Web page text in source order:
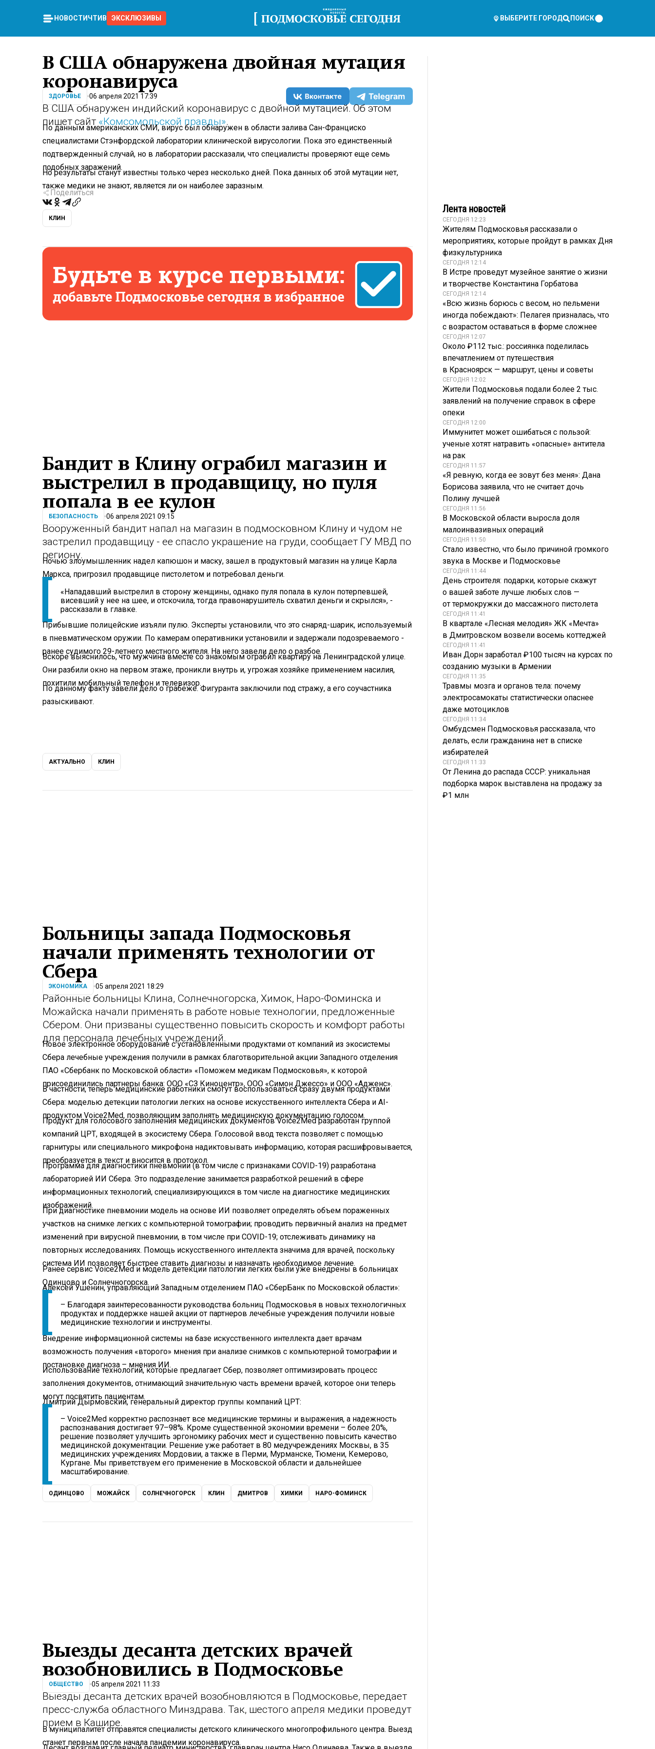
НОВОСТИ ЧТИВО ЭКСКЛЮЗИВЫ ВЫБЕРИТЕ ГОРОД ПОИСК
В США обнаружена двойная мутация
коронавируса
ЗДОРОВЬЕ 06 апреля 2021 17:39
В США обнаружен индийский коронавирус с двойной мутацией. Об этом
пишет сайт «Комсомольской правды».
По данным американских СМИ, вирус был обнаружен в области залива Сан-Франциско
специалистами Стэнфордской лаборатории клинической вирусологии. Пока это единственный
подтвержденный случай, но в лаборатории рассказали, что специалисты проверяют еще семь
подобных заражений.
Но результаты станут известны только через несколько дней. Пока данных об этой мутации нет,
также медики не знают, является ли он наиболее заразным.
Поделиться
КЛИН
Бандит в Клину ограбил магазин и
выстрелил в продавщицу, но пуля
попала в ее кулон
БЕЗОПАСНОСТЬ 06 апреля 2021 09:15
Вооруженный бандит напал на магазин в подмосковном Клину и чудом не
застрелил продавщицу - ее спасло украшение на груди, сообщает ГУ МВД по
региону.
Ночью злоумышленник надел капюшон и маску, зашел в продуктовый магазин на улице Карла
Маркса, пригрозил продавщице пистолетом и потребовал деньги.
«Нападавший выстрелил в сторону женщины, однако пуля попала в кулон потерпевшей,
висевший у нее на шее, и отскочила, тогда правонарушитель схватил деньги и скрылся», -
рассказали в главке.
Прибывшие полицейские изъяли пулю. Эксперты установили, что это снаряд-шарик, используемый
в пневматическом оружии. По камерам оперативники установили и задержали подозреваемого -
ранее судимого 29-летнего местного жителя. На него завели дело о разбое.
Вскоре выяснилось, что мужчина вместе со знакомым ограбил квартиру на Ленинградской улице.
Они разбили окно на первом этаже, проникли внутрь и, угрожая хозяйке применением насилия,
похитили мобильный телефон и телевизор.
По данному факту завели дело о грабеже. Фигуранта заключили под стражу, а его соучастника
разыскивают.
АКТУАЛЬНО КЛИН
Больницы запада Подмосковья
начали применять технологии от
Сбера
ЭКОНОМИКА 05 апреля 2021 18:29
Районные больницы Клина, Солнечногорска, Химок, Наро-Фоминска и
Можайска начали применять в работе новые технологии, предложенные
Сбером. Они призваны существенно повысить скорость и комфорт работы
для персонала лечебных учреждений.
Новое электронное оборудование с установленными продуктами от компаний из экосистемы
Сбера лечебные учреждения получили в рамках благотворительной акции Западного отделения
ПАО «Сбербанк по Московской области» «Поможем медикам Подмосковья», к которой
присоединились партнеры банка: ООО «СЗ Киноцентр», ООО «Симон Джессо» и ООО «Адженс».
В частности, теперь медицинские работники смогут воспользоваться сразу двумя продуктами
Сбера: моделью детекции патологии легких на основе искусственного интеллекта Сбера и AI-
продуктом Voice2Med, позволяющим заполнять медицинскую документацию голосом.
Продукт для голосового заполнения медицинских документов Voice2Med разработан группой
компаний ЦРТ, входящей в экосистему Сбера. Голосовой ввод текста позволяет с помощью
гарнитуры или специального микрофона надиктовывать информацию, которая расшифровывается,
преобразуется в текст и вносится в протокол.
Программа для диагностики пневмонии (в том числе с признаками COVID-19) разработана
лабораторией ИИ Сбера. Это подразделение занимается разработкой решений в сфере
информационных технологий, специализирующихся в том числе на диагностике медицинских
изображений.
При диагностике пневмонии модель на основе ИИ позволяет определять объем пораженных
участков на снимке легких с компьютерной томографии; проводить первичный анализ на предмет
изменений при вирусной пневмонии, в том числе при COVID-19; отслеживать динамику на
повторных исследованиях. Помощь искусственного интеллекта значима для врачей, поскольку
система ИИ позволяет быстрее ставить диагнозы и назначать необходимое лечение.
Ранее сервис Voice2Med и модель детекции патологии легких были уже внедрены в больницах
Одинцово и Солнечногорска.
Алексей Ушенин, управляющий Западным отделением ПАО «СберБанк по Московской области»:
– Благодаря заинтересованности руководства больниц Подмосковья в новых технологичных
продуктах и поддержке нашей акции от партнеров лечебные учреждения получили новые
медицинские технологии и инструменты.
Внедрение информационной системы на базе искусственного интеллекта дает врачам
возможность получения «второго» мнения при анализе снимков с компьютерной томографии и
постановке диагноза – мнения ИИ.
Использование технологий, которые предлагает Сбер, позволяет оптимизировать процесс
заполнения документов, отнимающий значительную часть времени врачей, которое они теперь
могут посвятить пациентам.
Дмитрий Дырмовский, генеральный директор группы компаний ЦРТ:
– Voice2Med корректно распознает все медицинские термины и выражения, а надежность
распознавания достигает 97–98%. Кроме существенной экономии времени – более 20%,
решение позволяет улучшить эргономику рабочих мест и существенно повысить качество
медицинской документации. Решение уже работает в 80 медучреждениях Москвы, в 35
медицинских учреждениях Мордовии, а также в Перми, Мурманске, Тюмени, Кемерово,
Кургане. Мы приветствуем его применение в Московской области и дальнейшее
масштабирование.
ОДИНЦОВО МОЖАЙСК СОЛНЕЧНОГОРСК КЛИН ДМИТРОВ ХИМКИ НАРО-ФОМИНСК
Выезды десанта детских врачей
возобновились в Подмосковье
ОБЩЕСТВО 05 апреля 2021 11:33
Выезды десанта детских врачей возобновляются в Подмосковье, передает
пресс-служба областного Минздрава. Так, шестого апреля медики проведут
прием в Кашире.
В муниципалитет отправятся специалисты детского клинического многопрофильного центра. Выезд
станет первым после начала пандемии коронавируса.
Лента новостей
СЕГОДНЯ 12:23
Жителям Подмосковья рассказали о
мероприятиях, которые пройдут в рамках Дня
физкультурника
СЕГОДНЯ 12:14
В Истре проведут музейное занятие о жизни
и творчестве Константина Горбатова
СЕГОДНЯ 12:14
«Всю жизнь борюсь с весом, но пельмени
иногда побеждают»: Пелагея призналась, что
с возрастом оставаться в форме сложнее
СЕГОДНЯ 12:07
Около ₽112 тыс.: россиянка поделилась
впечатлением от путешествия
в Красноярск — маршрут, цены и советы
СЕГОДНЯ 12:02
Жители Подмосковья подали более 2 тыс.
заявлений на получение справок в сфере
опеки
СЕГОДНЯ 12:00
Иммунитет может ошибаться с пользой:
ученые хотят натравить «опасные» антитела
на рак
СЕГОДНЯ 11:57
«Я ревную, когда ее зовут без меня»: Дана
Борисова заявила, что не считает дочь
Полину лучшей
СЕГОДНЯ 11:56
В Московской области выросла доля
малоинвазивных операций
СЕГОДНЯ 11:50
Стало известно, что было причиной громкого
звука в Москве и Подмосковье
СЕГОДНЯ 11:44
День строителя: подарки, которые скажут
о вашей заботе лучше любых слов —
от термокружки до массажного пистолета
СЕГОДНЯ 11:41
В квартале «Лесная мелодия» ЖК «Мечта»
в Дмитровском возвели восемь коттеджей
СЕГОДНЯ 11:41
Иван Дорн заработал ₽100 тысяч на курсах по
созданию музыки в Армении
СЕГОДНЯ 11:35
Травмы мозга и органов тела: почему
электросамокаты статистически опаснее
даже мотоциклов
СЕГОДНЯ 11:34
Омбудсмен Подмосковья рассказала, что
делать, если гражданина нет в списке
избирателей
СЕГОДНЯ 11:33
От Ленина до распада СССР: уникальная
подборка марок выставлена на продажу за
₽1 млн